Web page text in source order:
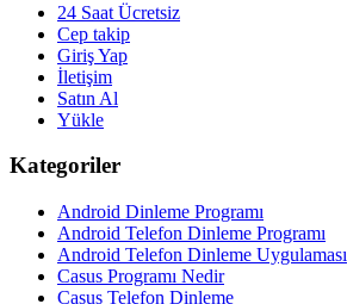
24 Saat Ücretsiz
Cep takip
Giriş Yap
İletişim
Satın Al
Yükle
Kategoriler
Android Dinleme Programı
Android Telefon Dinleme Programı
Android Telefon Dinleme Uygulaması
Casus Programı Nedir
Casus Telefon Dinleme